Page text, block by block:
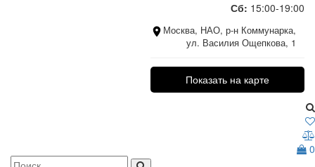
Сб: 15:00-19:00
Москва, НАО, р-н Коммунарка,
ул. Василия Ощепкова, 1
Показать на карте
0